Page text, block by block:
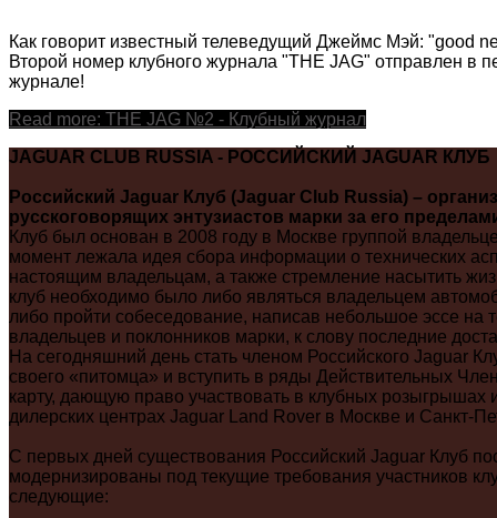
Как говорит известный телеведущий Джеймс Мэй: "good
Второй номер клубного журнала "THE JAG" отправлен в
журнале!
Read more: THE JAG №2 - Клубный журнал
JAGUAR CLUB RUSSIA - РОССИЙСКИЙ JAGUAR КЛУБ
Российский Jaguar Клуб (Jaguar Club Russia) –
русскоговорящих энтузиастов марки за его
Клуб был основан в 2008 году в Москве группой
момент лежала идея сбора информации о технических
настоящим владельцам, а также стремление насытить
клуб необходимо было либо являться владельцем
либо пройти собеседование, написав небольшое эссе
владельцев и поклонников марки, к слову последние
На сегодняшний день стать членом Российского Jaguar
своего «питомца» и вступить в ряды Действительных
карту, дающую право участвовать в клубных розыгрышах
дилерских центрах Jaguar Land Rover в Москве и Санкт-
С первых дней существования Российский Jaguar Клуб
модернизированы под текущие требования участников
следующие: